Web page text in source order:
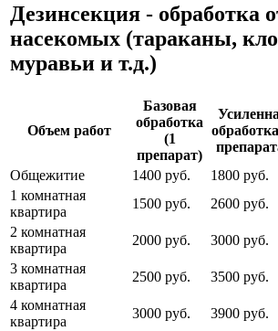
Дезинсекция - обработка
насекомых (тараканы,
муравьи и т.д.)
Объем работ
Базовая
обработка
(1
препарат)
Общежитие
1400 руб. 1800 руб.
1 комнатная
квартира
1500 руб. 2600 руб.
2 комнатная
квартира
2000 руб. 3000 руб.
3 комнатная
квартира
2500 руб. 3500 руб.
4 комнатная
квартира
3000 руб. 3900 руб.